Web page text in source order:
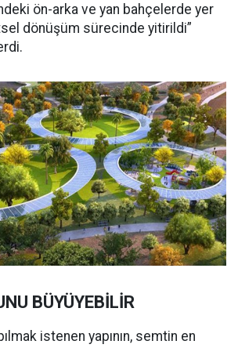
ön-arka ve yan bahçelerde yer
dönüşüm sürecinde yitirildi”
BÜYÜYEBİLİR
istenen yapının, semtin en